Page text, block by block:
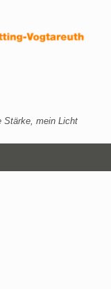
Stärke, mein Licht